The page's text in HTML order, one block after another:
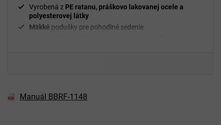
Vyrobená z PE ratanu, práškovo lakovanej ocele a
polyesterovej látky
Mäkké podušky pre pohodlné sedenie
Manuál BBRF-1148